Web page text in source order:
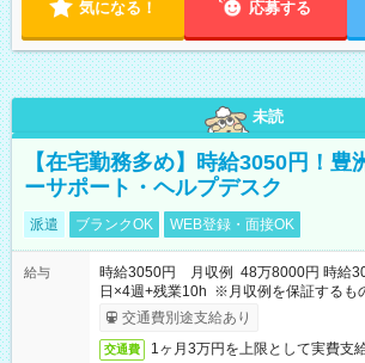
気になる！ 応募する
未読
【在宅勤務多め】時給3050円！豊
ーサポート・ヘルプデスク
派遣 ブランクOK WEB登録・面接OK
給与
時給3050円 月収例 48万8000円 時給
日×4週+残業10h ※月収例を保証するも
与即受取りサービス利用可（利用条件有）
交通費別途支給あり
交通費 1ヶ月3万円を上限として実費支